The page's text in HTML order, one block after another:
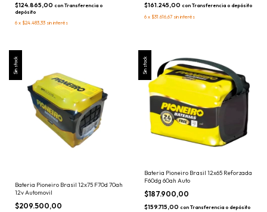
$124.865,00 con Transferencia o
depósito
6 x $24.483,33 sin interés
$161.245,00 con Transferencia o depósito
6 x $31.616,67 sin interés
Sin stock
Bateria Pioneiro Brasil 12x75 F70d 70ah
12v Automovil
$209.500,00
Sin stock
Bateria Pioneiro Brasil 12x65 Reforzada
F60dg 60ah Auto
$187.900,00
$159.715,00 con Transferencia o depósito